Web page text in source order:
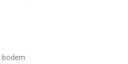
bodem